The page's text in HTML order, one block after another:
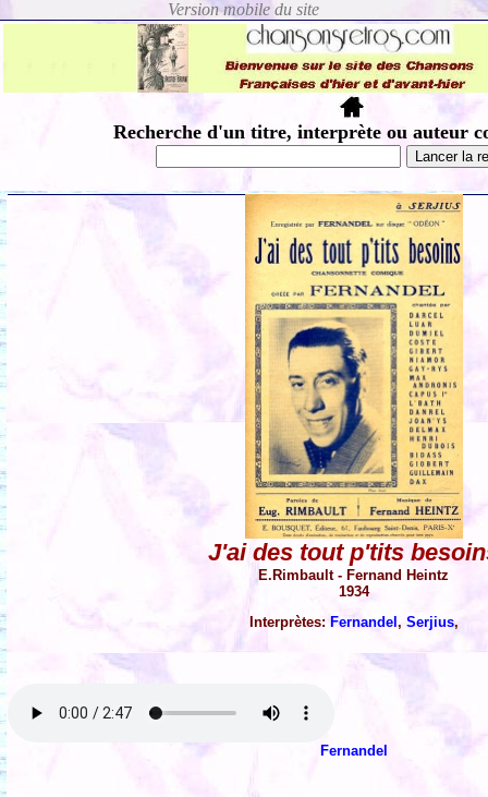
Recherche d'un titre, interprète ou auteur
J'ai des tout p'tits
E.Rimbault - Fernand Heintz
1934
Interprètes: Fernandel , Serjius,
Fernandel